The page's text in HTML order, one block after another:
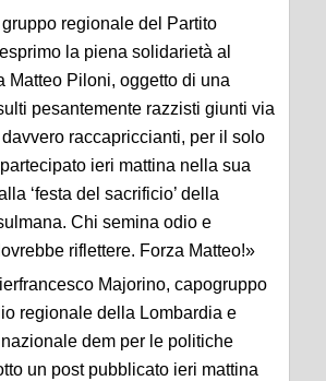
regionale del Partito
la piena solidarietà al
Matteo Piloni, oggetto di una
pesantemente razzisti giunti via
raccapriccianti, per il solo
ieri mattina nella sua
‘festa del sacrificio’ della
Chi semina odio e
riflettere. Forza Matteo!»
Majorino, capogruppo
regionale della Lombardia e
dem per le politiche
un post pubblicato ieri mattina